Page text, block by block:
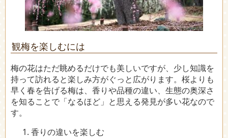
観梅を楽しむには
梅の花はただ眺めるだけでも美しいですが、少し知識を
持って訪れると楽しみ方がぐっと広がります。桜よりも
早く春を告げる梅は、香りや品種の違い、生態の奥深さ
を知ることで「なるほど」と思える発見が多い花なので
す。
香りの違いを楽しむ